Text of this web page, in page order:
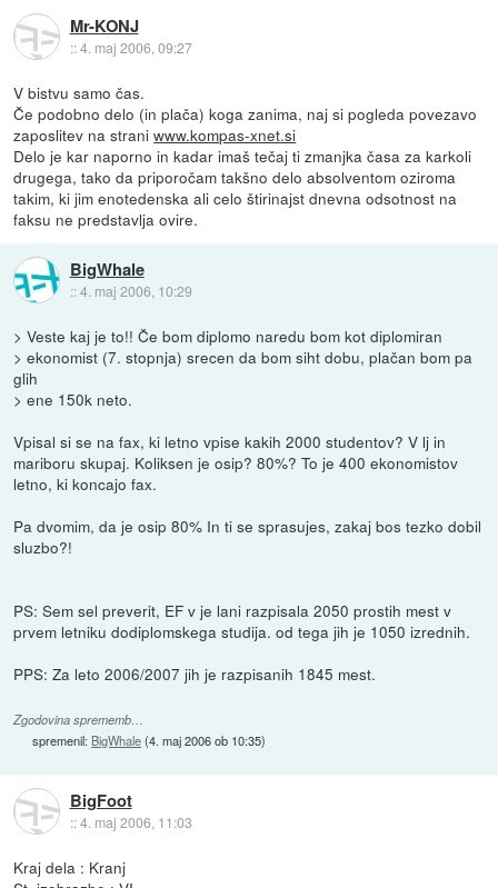
Mr-KONJ
::4. maj 2006, 09:27
V bistvu samo čas.
Če podobno delo (in plača) koga zanima, naj si pogleda povezavo
zaposlitev na straniwww.kompas-xnet.si
Delo je kar naporno in kadar imaš tečaj ti zmanjka časa za karkoli
drugega, tako da priporočam takšno delo absolventom oziroma
takim, ki jim enotedenska ali celo štirinajst dnevna odsotnost na
faksu ne predstavlja ovire.
BigWhale
::4. maj 2006, 10:29
> Veste kaj je to!! Če bom diplomo naredu bom kot diplomiran
> ekonomist (7. stopnja) srecen da bom siht dobu, plačan bom pa
glih
> ene 150k neto.
Vpisal si se na fax, ki letno vpise kakih 2000 studentov? V lj in
mariboru skupaj. Koliksen je osip? 80%? To je 400 ekonomistov
letno, ki koncajo fax.
Pa dvomim, da je osip 80% In ti se sprasujes, zakaj bos tezko dobil
sluzbo?!
PS: Sem sel preverit, EF v je lani razpisala 2050 prostih mest v
prvem letniku dodiplomskega studija. od tega jih je 1050 izrednih.
PPS: Za leto 2006/2007 jih je razpisanih 1845 mest.
Zgodovina sprememb…
spremenil: BigWhale(4. maj 2006 ob 10:35)
BigFoot
::4. maj 2006, 11:03
Kraj dela : Kranj